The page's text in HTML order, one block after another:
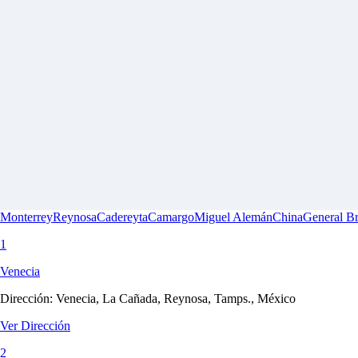
MonterreyReynosaCadereytaCamargoMiguel AlemánChinaGeneral
1
Venecia
Dirección: Venecia, La Cañada, Reynosa, Tamps., México
Ver Dirección
2